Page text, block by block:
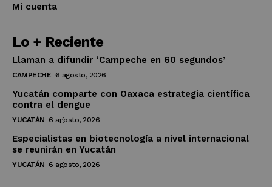
Mi cuenta
Lo + Reciente
Llaman a difundir ‘Campeche en 60 segundos’
CAMPECHE 6 agosto, 2026
Yucatán comparte con Oaxaca estrategia científica
contra el dengue
YUCATÁN 6 agosto, 2026
Especialistas en biotecnología a nivel internacional
se reunirán en Yucatán
YUCATÁN 6 agosto, 2026